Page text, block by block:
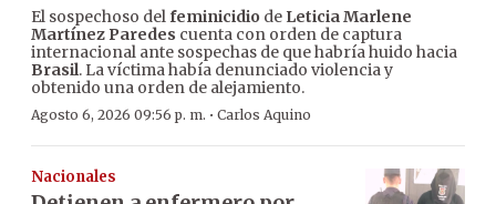
El sospechoso delfeminicidio de Leticia Marlene
Martínez Paredes cuenta con orden de captura
internacional ante sospechas de que habría huido hacia
Brasil. La víctima había denunciado violencia y
obtenido una orden de alejamiento.
Agosto 6, 2026 09:56 p. m. · Carlos Aquino
Nacionales